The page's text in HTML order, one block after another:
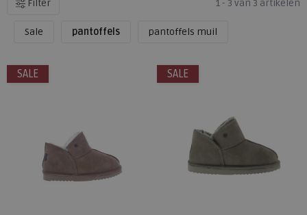
Filter 1 - 3 van 3 artikelen
Sale pantoffels pantoffels muil
SALE SALE